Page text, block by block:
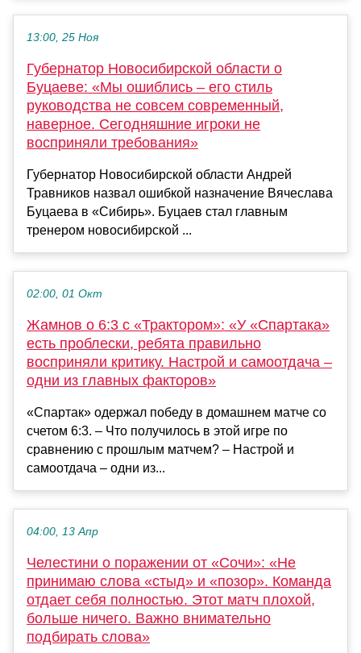
13:00, 25 Ноя
Губернатор Новосибирской области о
Буцаеве: «Мы ошиблись – его стиль
руководства не совсем современный,
наверное. Сегодняшние игроки не
восприняли требования»
Губернатор Новосибирской области Андрей
Травников назвал ошибкой назначение Вячеслава
Буцаева в «Сибирь». Буцаев стал главным
тренером новосибирской ...
02:00, 01 Окт
Жамнов о 6:3 с «Трактором»: «У «Спартака»
есть проблески, ребята правильно
восприняли критику. Настрой и самоотдача –
одни из главных факторов»
«Спартак» одержал победу в домашнем матче со
счетом 6:3. – Что получилось в этой игре по
сравнению с прошлым матчем? – Настрой и
самоотдача – одни из...
04:00, 13 Апр
Челестини о поражении от «Сочи»: «Не
принимаю слова «стыд» и «позор». Команда
отдает себя полностью. Этот матч плохой,
больше ничего. Важно внимательно
подбирать слова»